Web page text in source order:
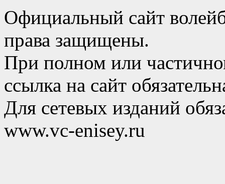
Официальный сайт
права защищены.
При полном или
ссылка на сайт
Для сетевых изданий
www.vc-enisey.ru